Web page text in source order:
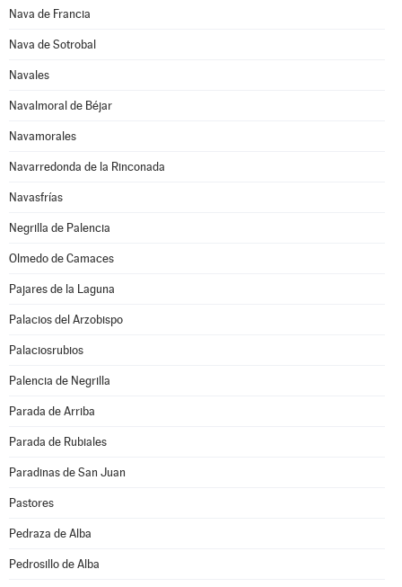
Nava de Francia
Nava de Sotrobal
Navales
Navalmoral de Béjar
Navamorales
Navarredonda de la Rinconada
Navasfrías
Negrilla de Palencia
Olmedo de Camaces
Pajares de la Laguna
Palacios del Arzobispo
Palaciosrubios
Palencia de Negrilla
Parada de Arriba
Parada de Rubiales
Paradinas de San Juan
Pastores
Pedraza de Alba
Pedrosillo de Alba